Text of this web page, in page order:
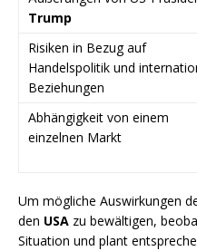
Trump
Risiken in Bezug auf
Handelspolitik und
Beziehungen
Abhängigkeit von einem
einzelnen Markt
Um mögliche Auswirkungen
den USA zu bewältigen,
Situation und plant